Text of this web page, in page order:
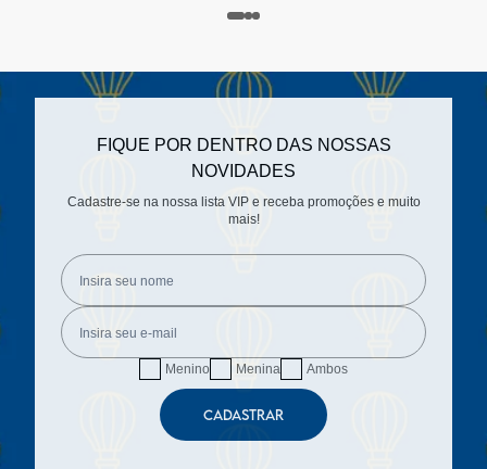
FIQUE POR DENTRO DAS NOSSAS
NOVIDADES
Cadastre-se na nossa lista VIP e receba promoções e muito
mais!
Menino Menina Ambos
CADASTRAR